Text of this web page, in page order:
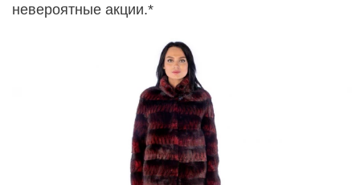
невероятные акции.*